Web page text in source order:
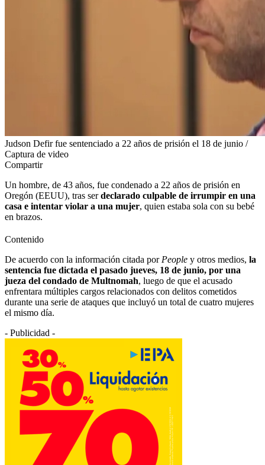
Judson Defir fue sentenciado a 22 años de prisión el 18 de junio /
Captura de video
Compartir
Un hombre, de 43 años, fue condenado a 22 años de prisión en
Oregón (EEUU), tras serdeclarado culpable de irrumpir en una
casa e intentar violar a una mujer, quien estaba sola con su bebé
en brazos.
Contenido
De acuerdo con la información citada por People y otros medios, la
sentencia fue dictada el pasado jueves, 18 de junio, por una
jueza del condado de Multnomah, luego de que el acusado
enfrentara múltiples cargos relacionados con delitos cometidos
durante una serie de ataques que incluyó un total de cuatro mujeres
el mismo día.
- Publicidad -